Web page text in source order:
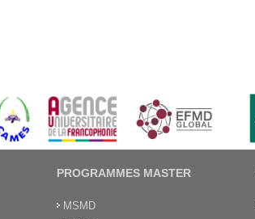
PROGRAMMES MASTER
MSMD